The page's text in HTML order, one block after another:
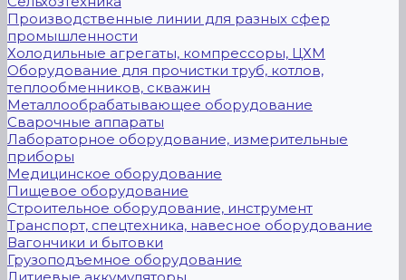
Производственные линии для разных сфер
промышленности
Холодильные агрегаты, компрессоры, ЦХМ
Оборудование для прочистки труб, котлов,
теплообменников, скважин
Металлообрабатывающее оборудование
Сварочные аппараты
Лабораторное оборудование, измерительные
приборы
Медицинское оборудование
Пищевое оборудование
Строительное оборудование, инструмент
Транспорт, спецтехника, навесное оборудование
Вагончики и бытовки
Грузоподъемное оборудование